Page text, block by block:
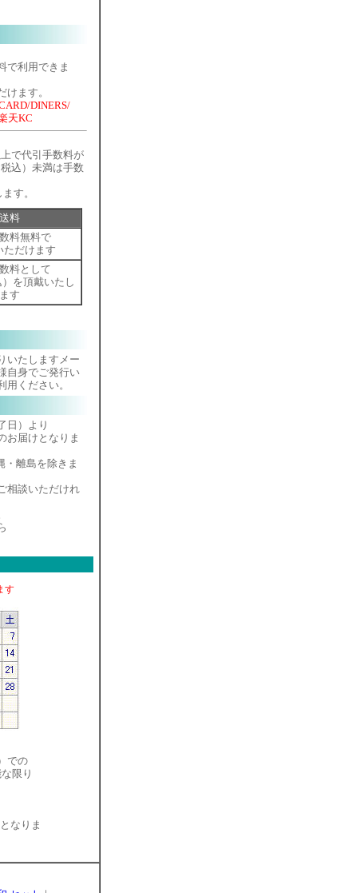
で利用できま
けます。
DINERS/
天KC
で代引手数料が
込）未満は手数
す。
送料
料無料で
ただけます
料として
を頂戴いたし
ます
いたしますメー
自身でご発行い
用ください。
日）より
お届けとなりま
離島を除きま
相談いただけれ
す
での
限り
なりま